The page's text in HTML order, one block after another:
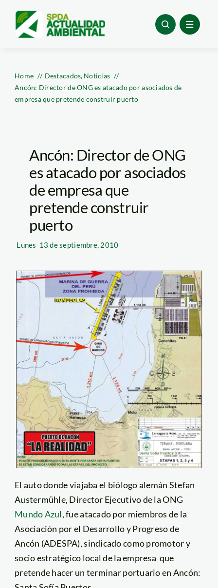
content
Home Destacados Noticias
Ancón: Director de ONG es atacado por asociados de
empresa que pretende construir puerto
Ancón: Director de ONG
es atacado por asociados
de empresa que
pretende construir
puerto
Lunes 13 de septiembre, 2010
El auto donde viajaba el biólogo alemán Stefan
Austermühle, Director Ejecutivo de la ONG
Mundo Azul, fue atacado por miembros de la
Asociación por el Desarrollo y Progreso de
Ancón (ADESPA), sindicado como promotor y
socio estratégico local de la empresa que
pretende hacer un terminar portuario en Ancón: